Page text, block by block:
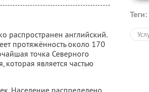
распространен английский.
протяжённость около 170
точка Северного
является частью
Население распределено
Теги: